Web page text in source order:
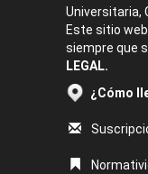
Universitaria,
Este sitio
siempre que
LEGAL.
¿Cómo